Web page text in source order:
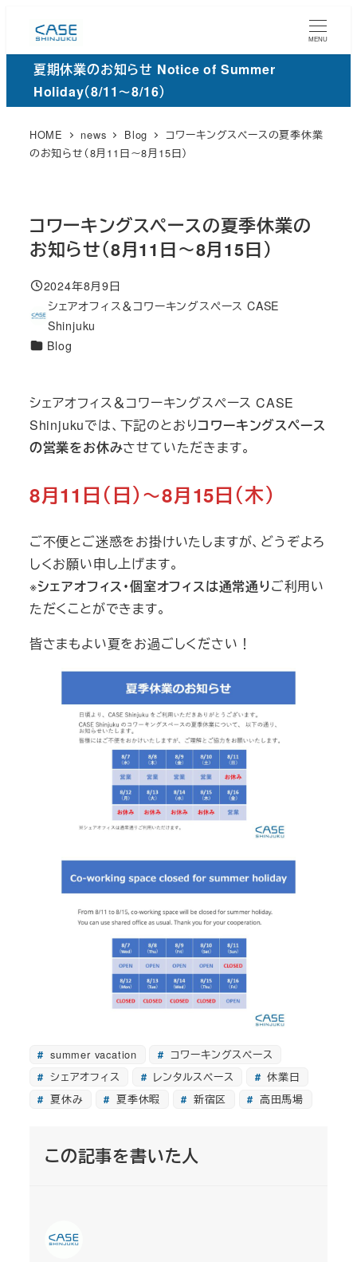
ン
MENU
夏期休業のお知らせ Notice of Summer
Holiday（8/11～8/16）
HOME news Blog
コワーキングスペースの夏季休業
のお知らせ（8月11日～8月15日）
コワーキングスペースの夏季休業の
お知らせ（8月11日～8月15日）
投稿日
2024年8月9日
著
者
シェアオフィス＆コワーキングスペース CASE
Shinjuku
カ
リ
ー
Blog
シェアオフィス＆コワーキングスペース CASE
Shinjukuでは、下記のとおりコワーキングスペース
の営業をお休みさせていただきます。
8月11日（日）～8月15日（木）
ご不便とご迷惑をお掛けいたしますが、どうぞよろ
しくお願い申し上げます。
※シェアオフィス・個室オフィスは通常通りご利用い
ただくことができます。
皆さまもよい夏をお過ごしください！
summer vacation
コワーキングスペース
シェアオフィス
レンタルスペース
休業日
夏休み
夏季休暇 新宿区 高田馬場
この記事を書いた人